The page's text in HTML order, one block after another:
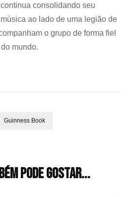
continua consolidando seu
ao lado de uma legião de
o grupo de forma fiel
mundo.
Guinness Book
pode gostar...